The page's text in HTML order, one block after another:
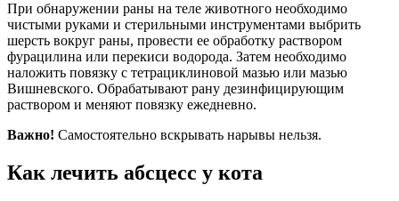
При обнаружении раны на теле животного необходимо
чистыми руками и стерильными инструментами выбрить
шерсть вокруг раны, провести ее обработку раствором
фурацилина или перекиси водорода. Затем необходимо
наложить повязку с тетрациклиновой мазью или мазью
Вишневского. Обрабатывают рану дезинфицирующим
раствором и меняют повязку ежедневно.
Важно! Самостоятельно вскрывать нарывы нельзя.
Как лечить абсцесс у кота